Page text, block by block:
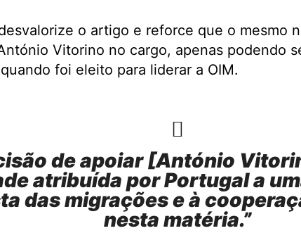
o artigo e reforce que o mesmo
Vitorino no cargo, apenas podendo
foi eleito para liderar a OIM.
de ­apoiar [António
atribuída por Portugal a
das migrações e à
nesta matéria.”